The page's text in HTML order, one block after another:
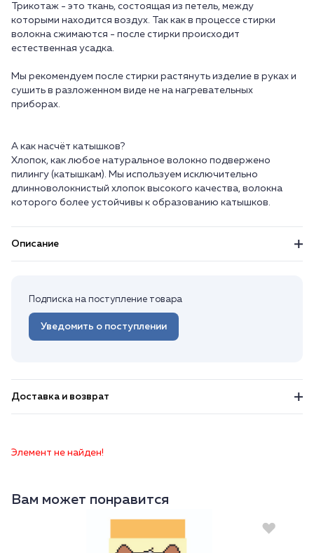
Трикотаж - это ткань, состоящая из петель, между
которыми находится воздух. Так как в процессе стирки
волокна сжимаются - после стирки происходит
естественная усадка.
Мы рекомендуем после стирки растянуть изделие в руках и
сушить в разложенном виде не на нагревательных
приборах.
А как насчёт катышков?
Хлопок, как любое натуральное волокно подвержено
пилингу (катышкам). Мы используем исключительно
длинноволокнистый хлопок высокого качества, волокна
Описание
Подписка на поступление товара
Уведомить о поступлении
Доставка и возврат
Элемент не найден!
Вам может понравится